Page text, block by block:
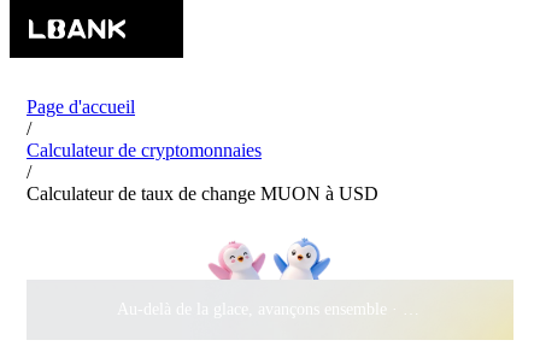
Page d'accueil
/
Calculateur de cryptomonnaies
/
Calculateur de taux de change MUON à USD
Au-delà de la glace, avançons ensemble ·
500 000 $